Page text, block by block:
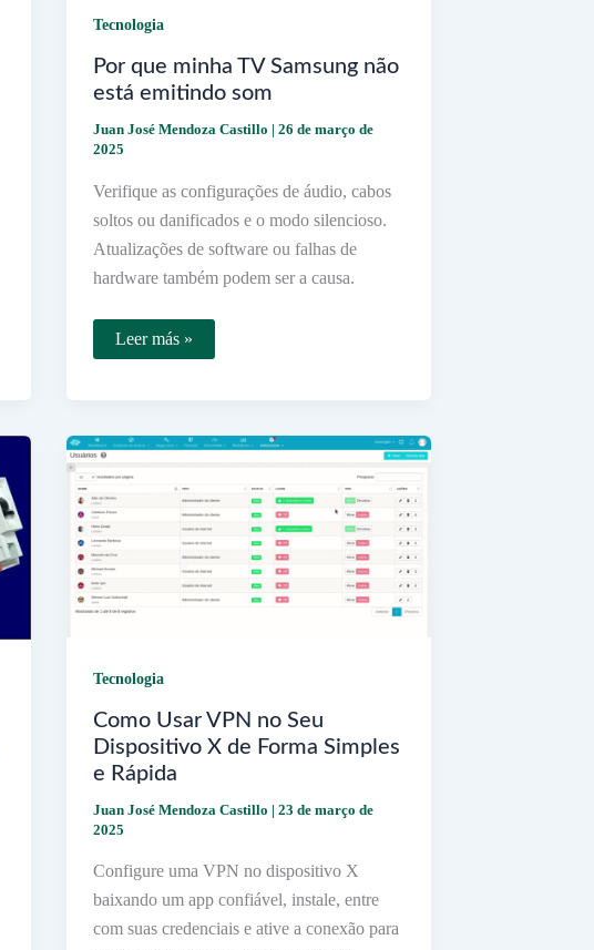
Tecnologia
Por que minha TV Samsung não
está emitindo som
Juan José Mendoza Castillo |26 de março de
2025
Verifique as configurações de áudio, cabos
soltos ou danificados e o modo silencioso.
Atualizações de software ou falhas de
hardware também podem ser a causa.
Por
que
está
som
Leer más »
Tecnologia
Como Usar VPN no Seu
Dispositivo X de Forma Simples
e Rápida
Juan José Mendoza Castillo |23 de março de
2025
Configure uma VPN no dispositivo X
baixando um app confiável, instale, entre
com suas credenciais e ative a conexão para